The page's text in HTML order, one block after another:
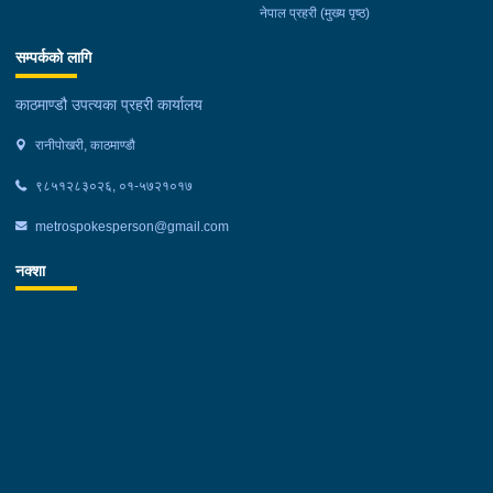
नेपाल प्रहरी (मुख्य पृष्ठ)
सम्पर्कको लागि
काठमाण्डौ उपत्यका प्रहरी कार्यालय
रानीपोखरी, काठमाण्डौ
९८५१२८३०२६, ०१-५७२१०१७
metrospokesperson@gmail.com
नक्शा